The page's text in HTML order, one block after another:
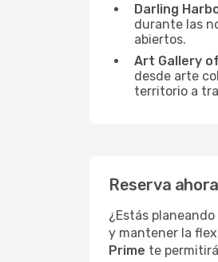
Darling
durante las
abiertos.
Art Gallery
desde arte
territorio a
Reserva
¿Estás
y mantener la
Prime te